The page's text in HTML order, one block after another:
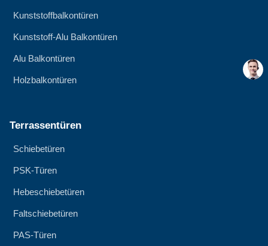
Kunststoffbalkontüren
Kunststoff-Alu Balkontüren
Alu Balkontüren
Holzbalkontüren
Terrassentüren
Schiebetüren
PSK-Türen
Hebeschiebetüren
Faltschiebetüren
PAS-Türen